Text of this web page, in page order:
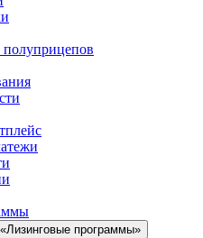
программы»